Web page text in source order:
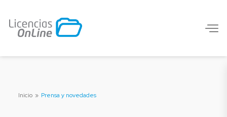
Inicio » Prensa y novedades